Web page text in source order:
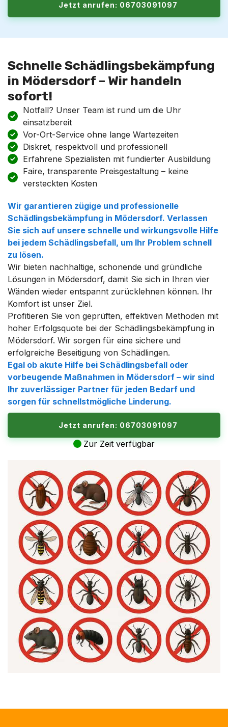
Jetzt anrufen: 06703091097
Schnelle Schädlingsbekämpfung
in Mödersdorf – Wir handeln
sofort!
Notfall? Unser Team ist rund um die Uhr
einsatzbereit
Vor-Ort-Service ohne lange Wartezeiten
Diskret, respektvoll und professionell
Erfahrene Spezialisten mit fundierter Ausbildung
Faire, transparente Preisgestaltung – keine
versteckten Kosten
Wir garantieren zügige und professionelle
Schädlingsbekämpfung in Mödersdorf. Verlassen
Sie sich auf unsere schnelle und wirkungsvolle Hilfe
bei jedem Schädlingsbefall, um Ihr Problem schnell
zu lösen.
Wir bieten nachhaltige, schonende und gründliche
Lösungen in Mödersdorf, damit Sie sich in Ihren vier
Wänden wieder entspannt zurücklehnen können. Ihr
Komfort ist unser Ziel.
Profitieren Sie von geprüften, effektiven Methoden mit
hoher Erfolgsquote bei der Schädlingsbekämpfung in
Mödersdorf. Wir sorgen für eine sichere und
erfolgreiche Beseitigung von Schädlingen.
Egal ob akute Hilfe bei Schädlingsbefall oder
vorbeugende Maßnahmen in Mödersdorf – wir sind
Ihr zuverlässiger Partner für jeden Bedarf und
sorgen für schnellstmögliche Linderung.
Jetzt anrufen: 06703091097
Zur Zeit verfügbar